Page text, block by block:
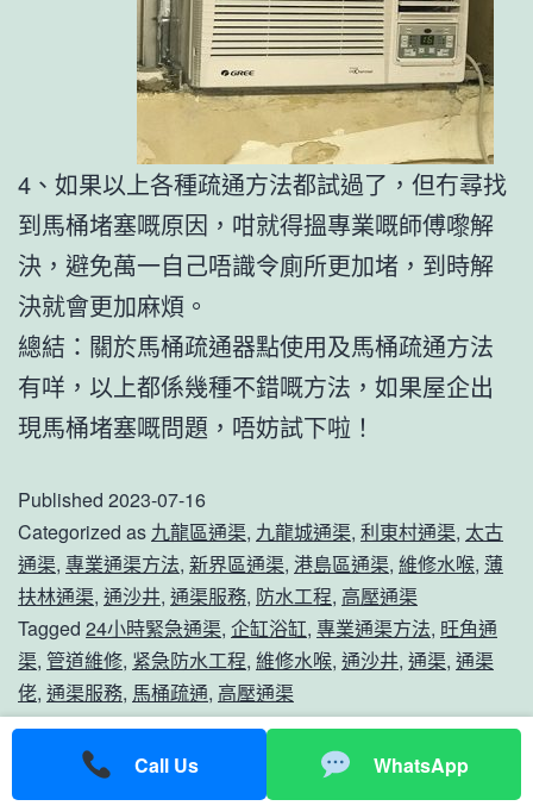
4、如果以上各種疏通方法都試過了，但冇尋找
到馬桶堵塞嘅原因，咁就得搵專業嘅師傅嚟解
決，避免萬一自己唔識令廁所更加堵，到時解
決就會更加麻煩。
總結：關於馬桶疏通器點使用及馬桶疏通方法
有咩，以上都係幾種不錯嘅方法，如果屋企出
現馬桶堵塞嘅問題，唔妨試下啦！
Published 2023-07-16
Categorized as 九龍區通渠, 九龍城通渠, 利東村通渠, 太古
通渠, 專業通渠方法, 新界區通渠, 港島區通渠, 維修水喉, 薄
扶林通渠, 通沙井, 通渠服務, 防水工程, 高壓通渠
Tagged 24小時緊急通渠, 企缸浴缸, 專業通渠方法, 旺角通
渠, 管道維修, 紧急防水工程, 維修水喉, 通沙井, 通渠, 通渠
佬, 通渠服務, 馬桶疏通, 高壓通渠
通渠空氣炮疏通廚房坑渠
Call Us WhatsApp